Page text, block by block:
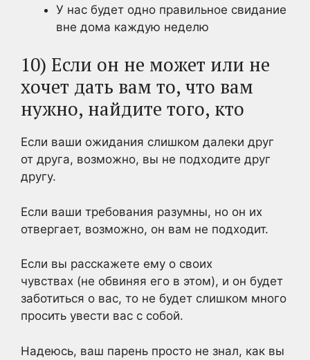
У нас будет одно правильное свидание
вне дома каждую неделю
10) Если он не может или не
хочет дать вам то, что вам
нужно, найдите того, кто
Если ваши ожидания слишком далеки друг
от друга, возможно, вы не подходите друг
другу.
Если ваши требования разумны, но он их
отвергает, возможно, он вам не подходит.
Если вы расскажете ему о своих
чувствах (не обвиняя его в этом), и он будет
заботиться о вас, то не будет слишком много
просить увести вас с собой.
Надеюсь, ваш парень просто не знал, как вы